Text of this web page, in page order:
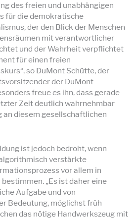
des freien und unabhängigen
für die demokratische
der den Blick der Menschen
mit verantwortlicher
und der Wahrheit verpflichtet
für einen freien
so DuMont Schütte, der
der DuMont
freue es ihn, dass gerade
Zeit deutlich wahrnehmbar
an diesem gesellschaftlichen
ist jedoch bedroht, wenn
verstärkte
vor allem in
„Es ist daher eine
Aufgabe und von
Bedeutung, möglichst früh
das nötige Handwerkszeug mit